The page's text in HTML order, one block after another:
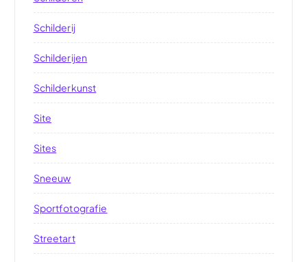
Schilderij
Schilderijen
Schilderkunst
Site
Sites
Sneeuw
Sportfotografie
Streetart